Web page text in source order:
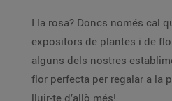
I la rosa? Doncs només cal
expositors de plantes i de
alguns dels nostres
flor perfecta per regalar a la
lluir-te d’allò més!